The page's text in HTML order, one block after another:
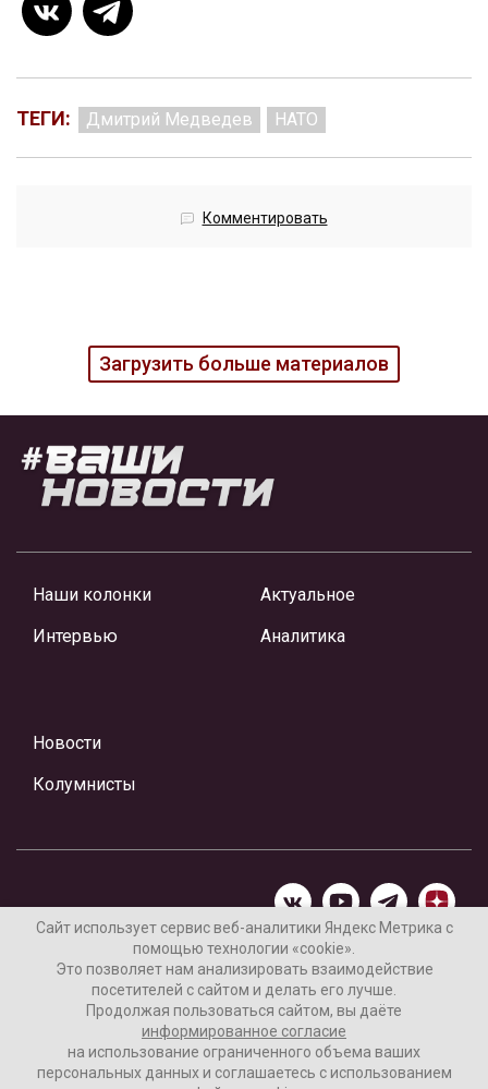
ТЕГИ: Дмитрий Медведев НАТО
Комментировать
Загрузить больше материалов
Наши колонки
Интервью
Актуальное
Аналитика
Новости
Колумнисты
Материалы предоставлены редакцией Интернет-газеты
«Ваши новости»
Нашли ошибку? Выделите ее и нажмите Ctrl+Enter
Сайт использует сервис веб-аналитики Яндекс Метрика с
помощью технологии «cookie».
Это позволяет нам анализировать взаимодействие
посетителей с сайтом и делать его лучше.
Продолжая пользоваться сайтом, вы даёте
информированное согласие
на использование ограниченного объема ваших
персональных данных и соглашаетесь с использованием